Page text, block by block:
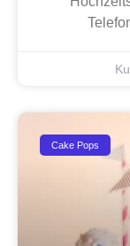
Cake Pops